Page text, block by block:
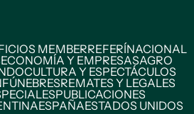
MEMBERREFERÍNACIONAL
ECONOMÍA Y EMPRESASAGRO
CULTURA Y ESPECTÁCULOS
FÚNEBRESREMATES Y LEGALES
PUBLICACIONES
ESPAÑAESTADOS UNIDOS